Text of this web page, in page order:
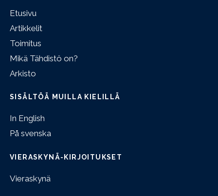
Etusivu
Artikkelit
Toimitus
Mikä Tähdistö on?
Arkisto
SISÄLTÖÄ MUILLA KIELILLÄ
In English
På svenska
VIERASKYNÄ-KIRJOITUKSET
Vieraskynä